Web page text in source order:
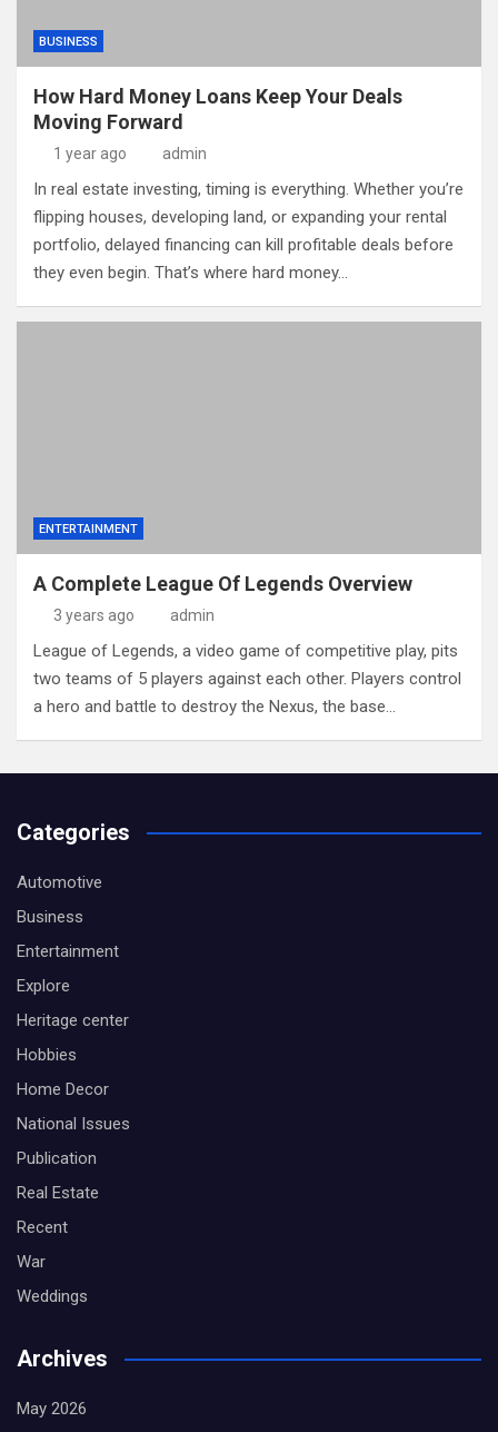
BUSINESS
How Hard Money Loans Keep Your Deals
Moving Forward
1 year ago admin
In real estate investing, timing is everything. Whether you’re
flipping houses, developing land, or expanding your rental
portfolio, delayed financing can kill profitable deals before
they even begin. That’s where hard money…
ENTERTAINMENT
A Complete League Of Legends Overview
3 years ago admin
League of Legends, a video game of competitive play, pits
two teams of 5 players against each other. Players control
a hero and battle to destroy the Nexus, the base…
Categories
Automotive
Business
Entertainment
Explore
Heritage center
Hobbies
Home Decor
National Issues
Publication
Real Estate
Recent
War
Weddings
Archives
May 2026